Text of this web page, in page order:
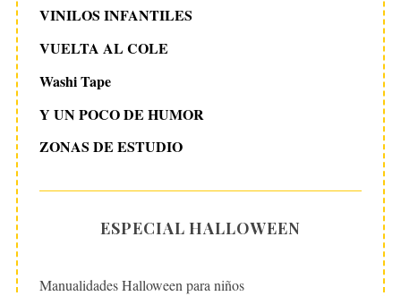
VINILOS INFANTILES
VUELTA AL COLE
Washi Tape
Y UN POCO DE HUMOR
ZONAS DE ESTUDIO
ESPECIAL HALLOWEEN
Manualidades Halloween para niños